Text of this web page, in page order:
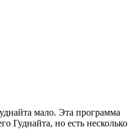
мало. Эта программа
Гуднайта, но есть несколько